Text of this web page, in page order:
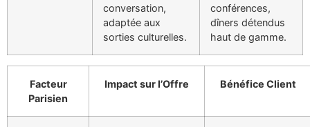
conversation,
adaptée aux
sorties culturelles.
conférences,
dîners détendus
haut de gamme.
Facteur
Parisien
Impact sur l’Offre Bénéfice Client